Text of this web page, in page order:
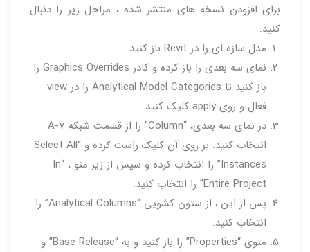
برای افزودن نسخه های منتشر شده ، مراحل زیر را دنبال
کنید:
مدل سازه ای را در Revit باز کنید.
نمای سه بعدی را باز کرده و کادر Graphics Overrides را
باز کنید تا Analytical Model Categories را در view
فعال و روی apply کلیک کنید.
در نمای سه بعدی، “Column” را از قسمت شبکه A-7
انتخاب کنید. بر روی آن کلیک راست کرده و “Select All
Instances” را انتخاب کرده و سپس از زیر منو ، “In
Entire Project” را انتخاب کنید.
پس از این ، از ستون کشویی “Analytical Columns” را
انتخاب کنید.
منوی “Properties” را باز کنید و به “Base Release” و